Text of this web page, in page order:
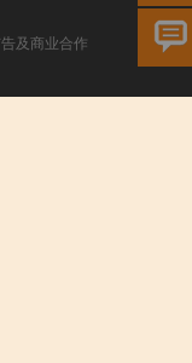
及商业合作